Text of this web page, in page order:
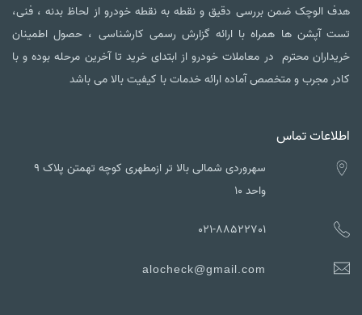
الوچک ضمن بررسی دقیق و نقطه به نقطه خودرو از لحاظ بدنه ، فنی،
آپشن ها همراه با ارائه گزارش رسمی کارشناسی ، حصول اطمینان
محترم در معاملات خودرو از ابتدای خرید تا آخرین مرحله بوده و با
مجرب و متخصص آماده ارائه خدمات با کیفیت بالا می باشد
تماس
سهروردی شمالی بالا تر ازمطهری کوچه تهمتن پلاک ۹
021-88522701
alocheck@gmail.com